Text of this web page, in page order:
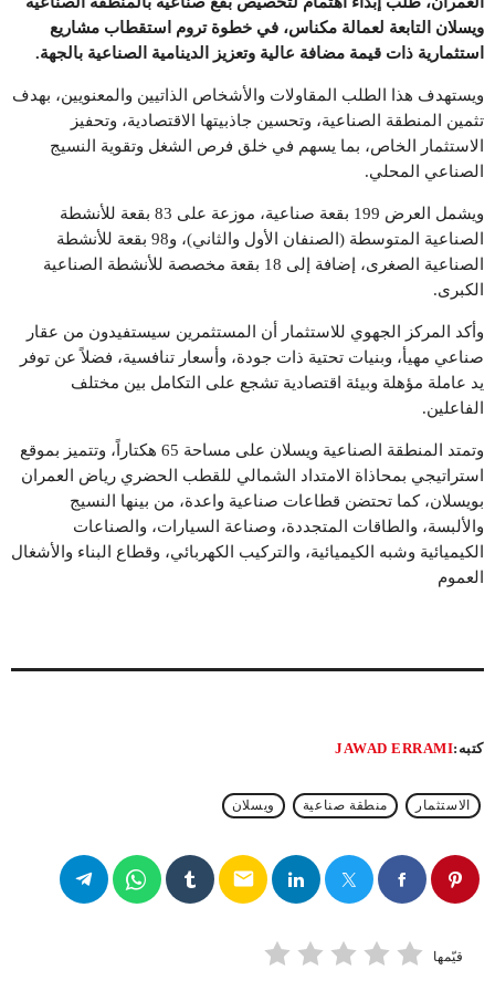
ويسلان التابعة لعمالة مكناس، في خطوة تروم استقطاب مشاريع
استثمارية ذات قيمة مضافة عالية وتعزيز الدينامية الصناعية بالجهة.
ويستهدف هذا الطلب المقاولات والأشخاص الذاتيين والمعنويين، بهدف
تثمين المنطقة الصناعية، وتحسين جاذبيتها الاقتصادية، وتحفيز
الاستثمار الخاص، بما يسهم في خلق فرص الشغل وتقوية النسيج
الصناعي المحلي.
ويشمل العرض 199 بقعة صناعية، موزعة على 83 بقعة للأنشطة
الصناعية المتوسطة (الصنفان الأول والثاني)، و98 بقعة للأنشطة
الصناعية الصغرى، إضافة إلى 18 بقعة مخصصة للأنشطة الصناعية
الكبرى.
وأكد المركز الجهوي للاستثمار أن المستثمرين سيستفيدون من عقار
صناعي مهيأ، وبنيات تحتية ذات جودة، وأسعار تنافسية، فضلاً عن توفر
يد عاملة مؤهلة وبيئة اقتصادية تشجع على التكامل بين مختلف
الفاعلين.
وتمتد المنطقة الصناعية ويسلان على مساحة 65 هكتاراً، وتتميز بموقع
استراتيجي بمحاذاة الامتداد الشمالي للقطب الحضري رياض العمران
بويسلان، كما تحتضن قطاعات صناعية واعدة، من بينها النسيج
والألبسة، والطاقات المتجددة، وصناعة السيارات، والصناعات
الكيميائية وشبه الكيميائية، والتركيب الكهربائي، وقطاع البناء والأشغال
العموم
كتبه:JAWAD ERRAMI
الاستثمار منطقة صناعية ويسلان
email
قيّمها